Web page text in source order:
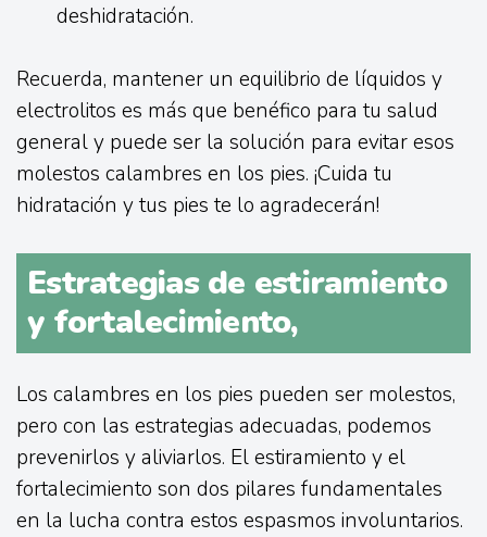
deshidratación.
Recuerda, mantener un equilibrio de líquidos y
electrolitos es más que benéfico para tu salud
general y puede ser la solución para evitar esos
molestos calambres en los pies. ¡Cuida tu
hidratación y tus pies te lo agradecerán!
Estrategias de estiramiento
y fortalecimiento,
Los calambres en los pies pueden ser molestos,
pero con las estrategias adecuadas, podemos
prevenirlos y aliviarlos. El estiramiento y el
fortalecimiento son dos pilares fundamentales
en la lucha contra estos espasmos involuntarios.